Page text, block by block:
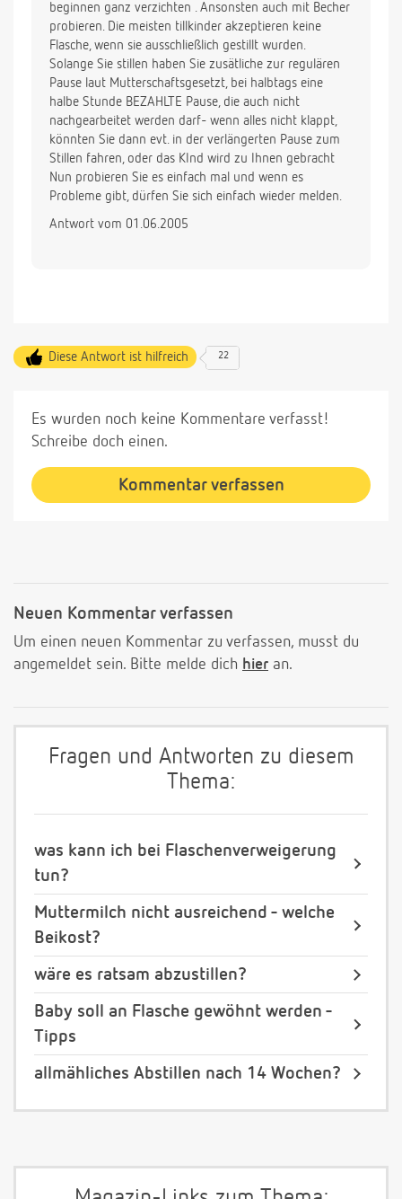
beginnen ganz verzichten . Ansonsten auch mit Becher
probieren. Die meisten tillkinder akzeptieren keine
Flasche, wenn sie ausschließlich gestillt wurden.
Solange Sie stillen haben Sie zusätliche zur regulären
Pause laut Mutterschaftsgesetzt, bei halbtags eine
halbe Stunde BEZAHLTE Pause, die auch nicht
nachgearbeitet werden darf- wenn alles nicht klappt,
könnten Sie dann evt. in der verlängerten Pause zum
Stillen fahren, oder das KInd wird zu Ihnen gebracht
Nun probieren Sie es einfach mal und wenn es
Probleme gibt, dürfen Sie sich einfach wieder melden.
Antwort vom 01.06.2005
Diese Antwort ist hilfreich 22
Es wurden noch keine Kommentare verfasst!
Schreibe doch einen.
Kommentar verfassen
Neuen Kommentar verfassen
Um einen neuen Kommentar zu verfassen, musst du
angemeldet sein. Bitte melde dich hier an.
Fragen und Antworten zu diesem
Thema:
was kann ich bei Flaschenverweigerung
tun?
Muttermilch nicht ausreichend - welche
Beikost?
wäre es ratsam abzustillen?
Baby soll an Flasche gewöhnt werden -
Tipps
allmähliches Abstillen nach 14 Wochen?